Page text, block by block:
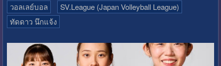
วอลเลย์บอล
SV.League (Japan Volleyball League)
ทัดดาว นึกแจ้ง